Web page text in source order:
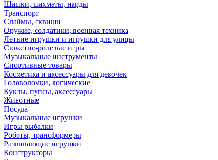
Шашки, шахматы, нарды
Транспорт
Слаймы, сквиши
Оружие, солдатики, военная техника
Летние игрушки и игрушки для улицы
Сюжетно-ролевые игры
Музыкальные инструменты
Спортивные товары
Косметика и аксессуары для девочек
Головоломки, логические
Куклы, пупсы, аксессуары
Животные
Посуда
Музыкальные игрушки
Игры рыбалки
Роботы, трансформеры
Развивающие игрушки
Конструкторы